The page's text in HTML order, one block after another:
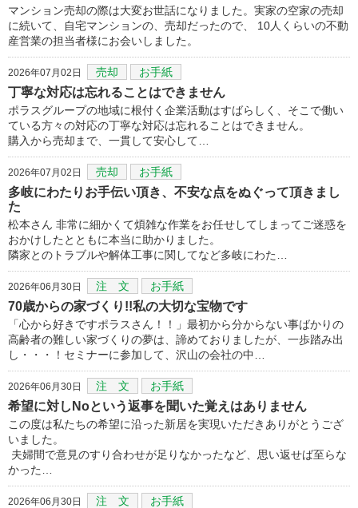
マンション売却の際は大変お世話になりました。実家の空家の売却
に続いて、自宅マンションの、売却だったので、 10人くらいの不動
産営業の担当者様にお会いしました。
2026年07月02日 売却 お手紙
丁寧な対応は忘れることはできません
ポラスグループの地域に根付く企業活動はすばらしく、そこで働い
ている方々の対応の丁寧な対応は忘れることはできません。
購入から売却まで、一貫して安心して…
2026年07月02日 売却 お手紙
多岐にわたりお手伝い頂き、不安な点をぬぐって頂きまし
た
松本さん 非常に細かくて煩雑な作業をお任せしてしまってご迷惑を
おかけしたとともに本当に助かりました。
隣家とのトラブルや解体工事に関してなど多岐にわた…
2026年06月30日 注 文 お手紙
70歳からの家づくり!!私の大切な宝物です
「心から好きですポラスさん！！」最初から分からない事ばかりの
高齢者の難しい家づくりの夢は、諦めておりましたが、一歩踏み出
し・・・！セミナーに参加して、沢山の会社の中…
2026年06月30日 注 文 お手紙
希望に対しNoという返事を聞いた覚えはありません
この度は私たちの希望に沿った新居を実現いただきありがとうござ
いました。
夫婦間で意見のすり合わせが足りなかったなど、思い返せば至らな
かった…
2026年06月30日 注 文 お手紙